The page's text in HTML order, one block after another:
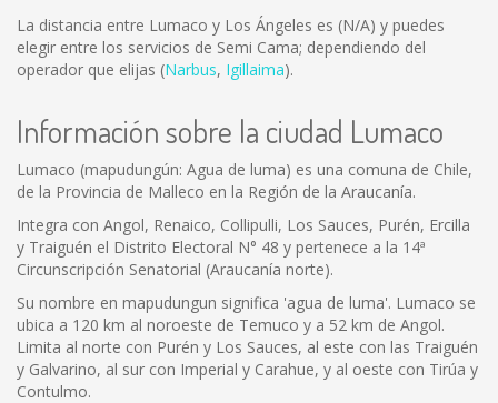
La distancia entre Lumaco y Los Ángeles es (N/A) y puedes
elegir entre los servicios de Semi Cama; dependiendo del
operador que elijas (Narbus, Igillaima).
Información sobre la ciudad Lumaco
Lumaco (mapudungún: Agua de luma) es una comuna de Chile,
de la Provincia de Malleco en la Región de la Araucanía.
Integra con Angol, Renaico, Collipulli, Los Sauces, Purén, Ercilla
y Traiguén el Distrito Electoral N° 48 y pertenece a la 14ª
Circunscripción Senatorial (Araucanía norte).
Su nombre en mapudungun significa 'agua de luma'. Lumaco se
ubica a 120 km al noroeste de Temuco y a 52 km de Angol.
Limita al norte con Purén y Los Sauces, al este con las Traiguén
y Galvarino, al sur con Imperial y Carahue, y al oeste con Tirúa y
Contulmo.